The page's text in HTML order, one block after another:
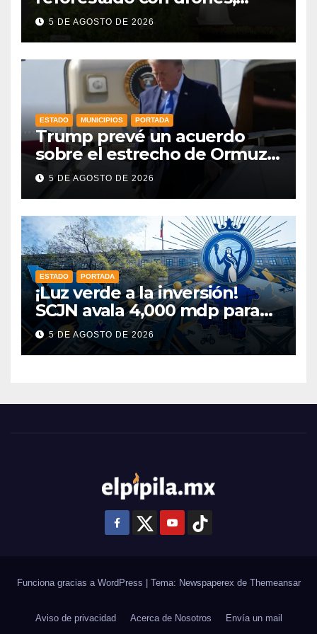
como parte de la Jornada
Nacional a la que se suma
5 DE AGOSTO DE 2026
ESTADO MUNICIPIOS PORTADA
Trump prevé un acuerdo
sobre el estrecho de Ormuz
esta misma semana
5 DE AGOSTO DE 2026
ESTADO PORTADA
¡Luz verde a la inversión!
SCJN avala 4,000 mdp para
Guanajuato: ¿en qué se usará
este dinero?
5 DE AGOSTO DE 2026
Funciona gracias a WordPress Tema: Newspaperex de Themeansar
Aviso de privacidad Acerca de Nosotros Envía un mail